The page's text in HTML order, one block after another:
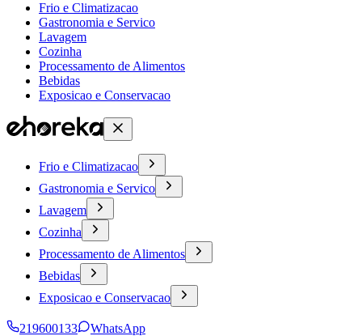
Frio e Climatizacao
Gastronomia e Servico
Lavagem
Cozinha
Processamento de Alimentos
Bebidas
Exposicao e Conservacao
Frio e Climatizacao
Gastronomia e Servico
Lavagem
Cozinha
Processamento de Alimentos
Bebidas
Exposicao e Conservacao
219600133
WhatsApp